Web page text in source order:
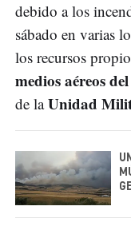
debido a los
sábado en varias
los recursos
medios aéreos
de laUnidad